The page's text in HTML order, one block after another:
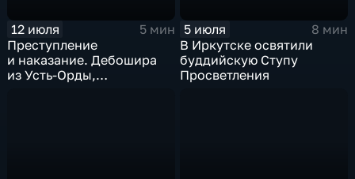
12 июля
5 мин
Преступление
и наказание. Дебошира
из Усть-Орды,
5 июля
8 мин
В Иркутске освятили
буддийскую Ступу
Просветления